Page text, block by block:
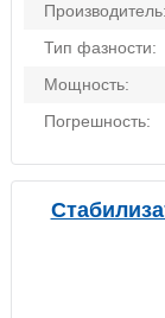
Производитель:
Тип фазности:
Мощность:
Погрешность: